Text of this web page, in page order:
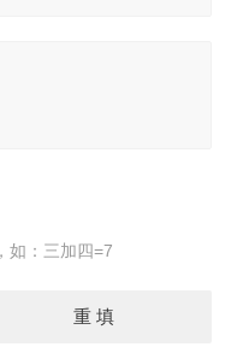
如：三加四=7